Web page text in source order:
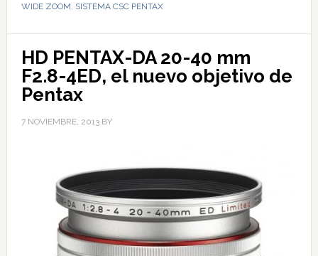
WIDE ZOOM SISTEMA CSC PENTAX
HD PENTAX-DA 20-40 mm
F2.8-4ED, el nuevo objetivo de
Pentax
7 NOVIEMBRE, 2013BY